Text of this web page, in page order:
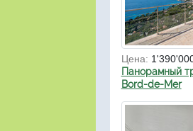
Цена:
Панорамный
Bord-de-Mer